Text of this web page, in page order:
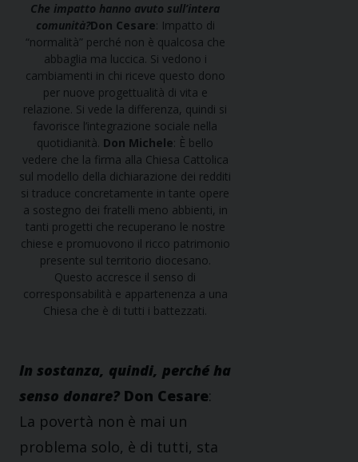
Che impatto hanno avuto sull’intera
comunità?Don Cesare: Impatto di
“normalità” perché non è qualcosa che
abbaglia ma luccica. Si vedono i
cambiamenti in chi riceve questo dono
per nuove progettualità di vita e
relazione. Si vede la differenza, quindi si
favorisce l’integrazione sociale nella
quotidianità. Don Michele: È bello
vedere che la firma alla Chiesa Cattolica
sul modello della dichiarazione dei redditi
si traduce concretamente in tante opere
a sostegno dei fratelli meno abbienti, in
tanti progetti che recuperano le nostre
chiese e promuovono il ricco patrimonio
presente sul territorio diocesano.
Questo accresce il senso di
corresponsabilità e appartenenza a una
Chiesa che è di tutti i battezzati.
In sostanza, quindi, perché ha
senso donare? Don Cesare:
La povertà non è mai un
problema solo, è di tutti, sta